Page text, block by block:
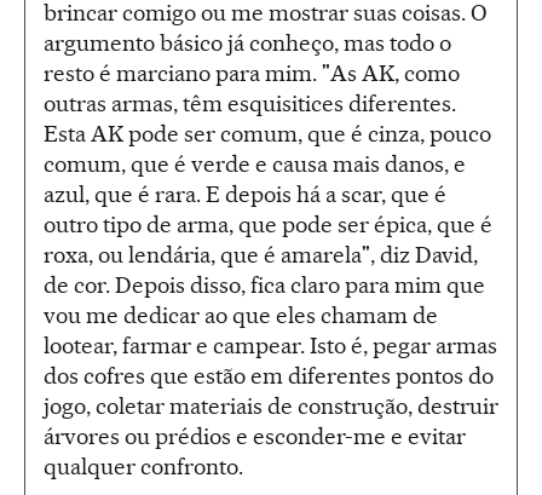
brincar comigo ou me mostrar suas coisas. O
argumento básico já conheço, mas todo o
resto é marciano para mim. "As AK, como
outras armas, têm esquisitices diferentes.
Esta AK pode ser comum, que é cinza, pouco
comum, que é verde e causa mais danos, e
azul, que é rara. E depois há a scar, que é
outro tipo de arma, que pode ser épica, que é
roxa, ou lendária, que é amarela", diz David,
de cor. Depois disso, fica claro para mim que
vou me dedicar ao que eles chamam de
lootear, farmar e campear. Isto é, pegar armas
dos cofres que estão em diferentes pontos do
jogo, coletar materiais de construção, destruir
árvores ou prédios e esconder-me e evitar
qualquer confronto.